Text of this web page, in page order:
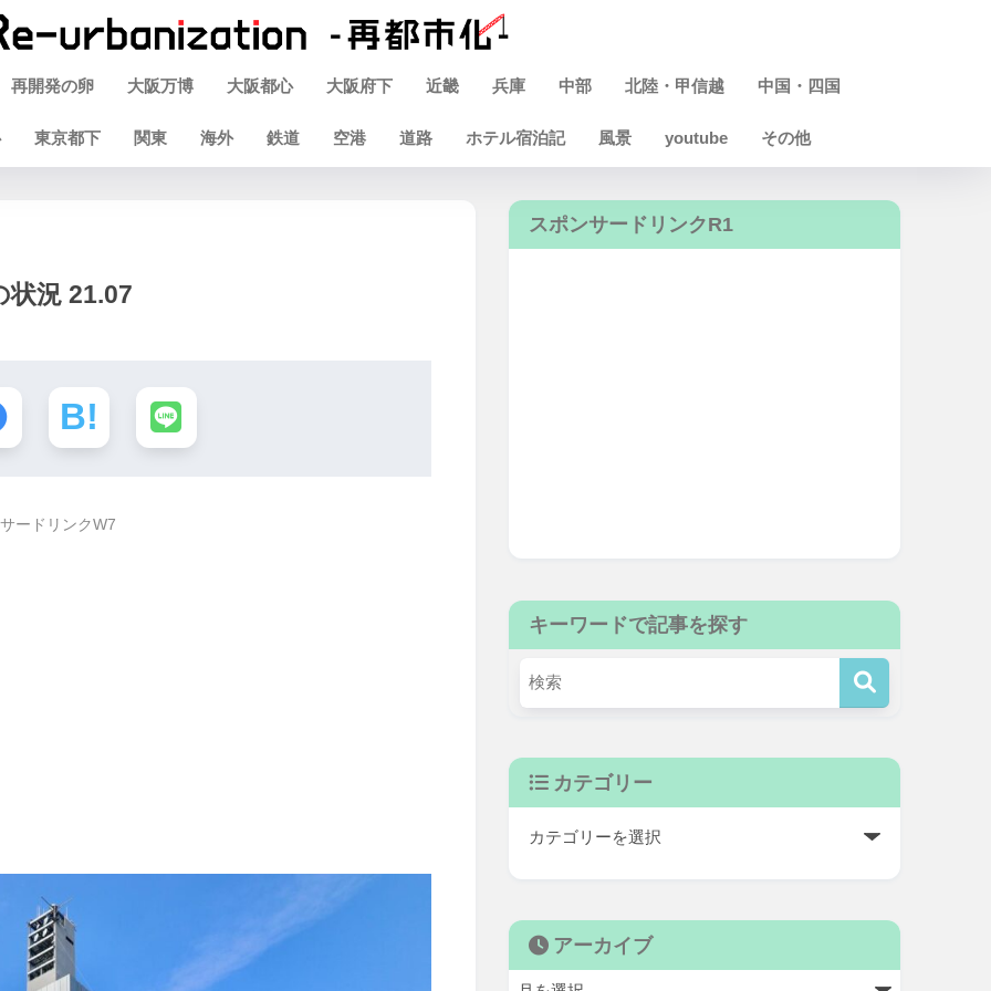
再開発の卵 大阪万博 大阪都心 大阪府下 近畿 兵庫 中部 北陸・甲信越 中国・四国
東京都下 関東 海外 鉄道 空港 道路 ホテル宿泊記 風景 youtube その他
状況 21.07
ードリンクW7
スポンサードリンクR1
キーワードで記事を探す
カテゴリー
アーカイブ